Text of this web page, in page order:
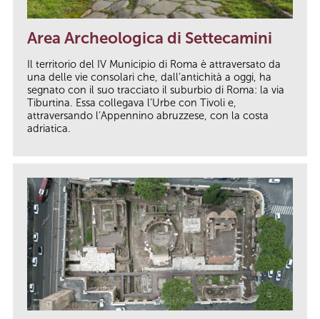
Area Archeologica di Settecamini
Il territorio del IV Municipio di Roma è attraversato da
una delle vie consolari che, dall’antichità a oggi, ha
segnato con il suo tracciato il suburbio di Roma: la via
Tiburtina. Essa collegava l’Urbe con Tivoli e,
attraversando l’Appennino abruzzese, con la costa
adriatica.